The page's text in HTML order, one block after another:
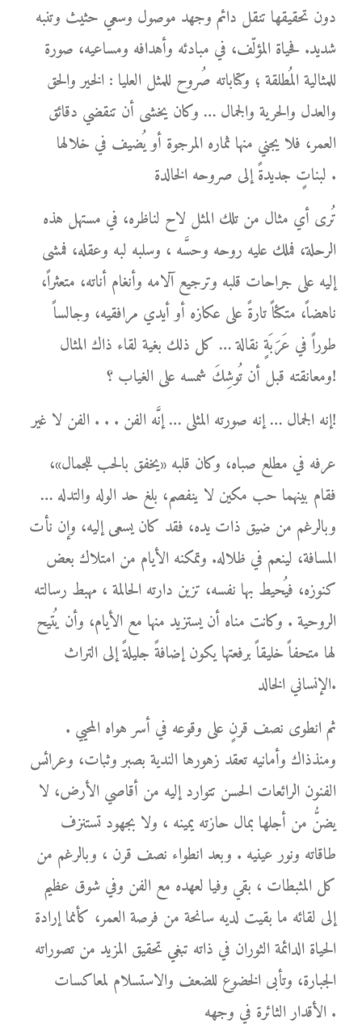
دون تحقيقها تنقل دائم وجهد موصول وسعي حثيث وتنبه
شديد. فحياة المؤلّف، في مبادئه وأهدافه ومساعيه، صورة
للمثالية المُطلقة ؛ وكتاباته صُروح للمثل العليا : الخير والحق
والعدل والحرية والجمال … وكان يخشى أن تنقضي دقائق
العمر، فلا يجني منها ثماره المرجوة أو يُضيف في خلالها
لبناتٍ جديدةً إلى صروحه الخالدة .
تُرى أي مثال من تلك المثل لاح لناظره، في مستهل هذه
الرحلة، فملك عليه روحه وحسَّه ، وسلبه لبه وعقله، فمشى
إليه على جراحات قلبه وترجيع آلامه وأنغام أناته، متعثراً،
ناهضاً، متكئاً تارةً على عكازه أو أيدي مرافقيه، وجالساً
طوراً في عَرَبَةٍ نقالة … كل ذلك بغية لقاء ذاك المثال
ومعانقته قبل أن تُوشِكَ شمسه على الغياب ؟!
إنه الجمال … إنه صورته المثلى … إنَّه الفن . . . الفن لا غير!
عرفه في مطلع صباه، وكان قلبه «يخفق بالحب للجمال»،
فقام بينهما حب مكين لا ينفصم، بلغ حد الوله والتدله …
وبالرغم من ضيق ذات يده، فقد كان يسعى إليه، وإن نأت
المسافة، لينعم في ظلاله. وتمكنه الأيام من امتلاك بعض
كنوزه، فيُحيط بها نفسه، تزين دارته الحالمة ، مهبط رسالته
الروحية . وكانت مناه أن يستزيد منها مع الأيام، وأن يُتيح
لها متحفاً خليقاً برفعتها يكون إضافةً جليلةً إلى التراث
الإنساني الخالد.
ثم انطوى نصف قرنٍ على وقوعه في أسر هواه المحيي .
ومنذذاك وأمانيه تعقد زهورها الندية بصبر وثبات، وعرائس
الفنون الرائعات الحسن تتوارد إليه من أقاصي الأرض، لا
يضنُّ من أجلها بمال حازته يمينه ، ولا بجهود تستنزف
طاقاته ونور عينيه . وبعد انطواء نصف قرن ، وبالرغم من
كل المثبطات ، بقي وفيا لعهده مع الفن وفي شوق عظيم
إلى لقائه ما بقيت لديه سانحة من فرصة العمر، كأنما إرادة
الحياة الدائمة الثوران في ذاته تبغي تحقيق المزيد من تصوراته
الجبارة، وتأبى الخضوع للضعف والاستسلام لمعاكسات
الأقدار الثائرة في وجهه .